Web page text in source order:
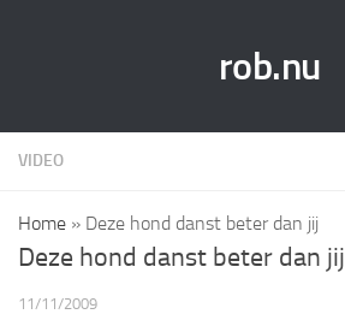
rob.nu
VIDEO
Home » Deze hond danst beter dan jij
Deze hond danst beter dan jij
11/11/2009